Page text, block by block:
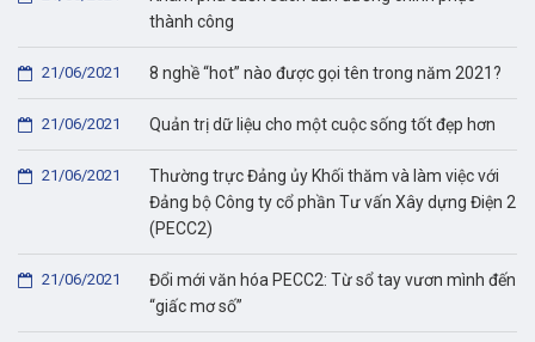
thành công
8 nghề “hot” nào được gọi tên trong năm 2021?
21/06/2021
Quản trị dữ liệu cho một cuộc sống tốt đẹp hơn
21/06/2021
Thường trực Đảng ủy Khối thăm và làm việc với
Đảng bộ Công ty cổ phần Tư vấn Xây dựng Điện 2
(PECC2)
21/06/2021
Đổi mới văn hóa PECC2: Từ sổ tay vươn mình đến
“giấc mơ số”
21/06/2021